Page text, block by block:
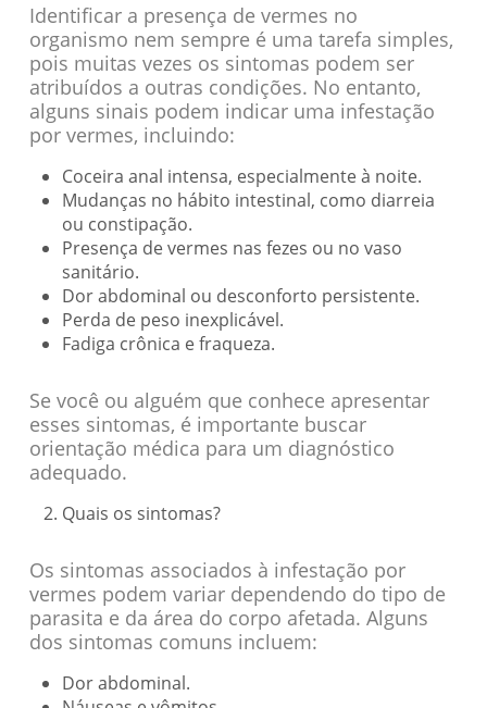
Identificar a presença de vermes no
organismo nem sempre é uma tarefa simples,
pois muitas vezes os sintomas podem ser
atribuídos a outras condições. No entanto,
alguns sinais podem indicar uma infestação
por vermes, incluindo:
Coceira anal intensa, especialmente à noite.
Mudanças no hábito intestinal, como diarreia
ou constipação.
Presença de vermes nas fezes ou no vaso
sanitário.
Dor abdominal ou desconforto persistente.
Perda de peso inexplicável.
Fadiga crônica e fraqueza.
Se você ou alguém que conhece apresentar
esses sintomas, é importante buscar
orientação médica para um diagnóstico
adequado.
Quais os sintomas?
Os sintomas associados à infestação por
vermes podem variar dependendo do tipo de
parasita e da área do corpo afetada. Alguns
dos sintomas comuns incluem:
Dor abdominal.